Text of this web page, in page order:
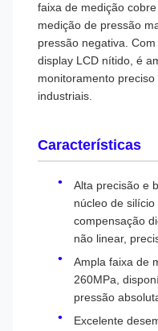
faixa de medição
medição de pressão
pressão negativa.
display LCD nítido, é
monitoramento
industriais.
Características
Alta precisão e
núcleo de
compensação
não linear,
Ampla faixa de
260MPa,
pressão
Excelente